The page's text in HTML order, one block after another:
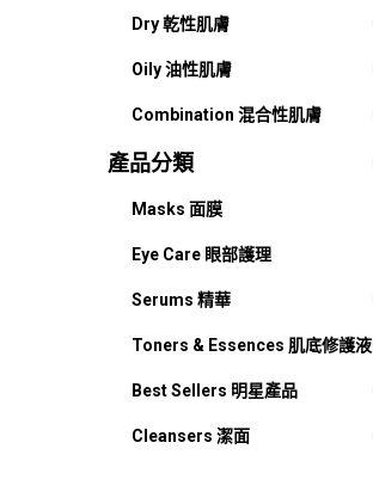
Dry 乾性肌膚
Oily 油性肌膚
Combination 混合性肌膚
產品分類
Masks 面膜
Eye Care 眼部護理
Serums 精華
Toners & Essences 肌底修護液
Best Sellers 明星產品
Cleansers 潔面